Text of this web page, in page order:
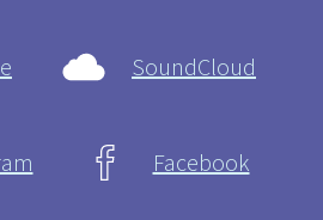
SoundCloud
Facebook